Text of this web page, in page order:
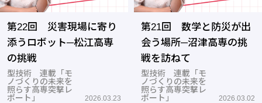
第22回 災害現場に寄り
添うロボット─松江高専
の挑戦
型技術 連載「モ
ノづくりの未来を
照らす高専突撃レ
ポート」
2026.03.23
第21回 数学と防災が出
会う場所─沼津高専の挑
戦を訪ねて
型技術 連載「モ
ノづくりの未来を
照らす高専突撃レ
ポート」
2026.03.02